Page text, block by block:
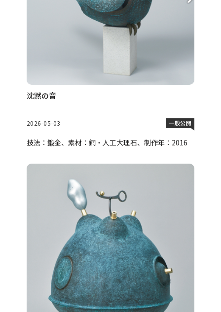
沈黙の音
2026-05-03 一般公開
技法：鍛金、素材：銅・人工大理石、制作年：2016